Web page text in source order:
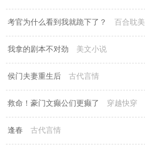
考官为什么看到我就跪下了？ 百合耽美
我拿的剧本不对劲 美文小说
侯门夫妻重生后 古代言情
救命！豪门文癫公们更癫了 穿越快穿
逢春 古代言情